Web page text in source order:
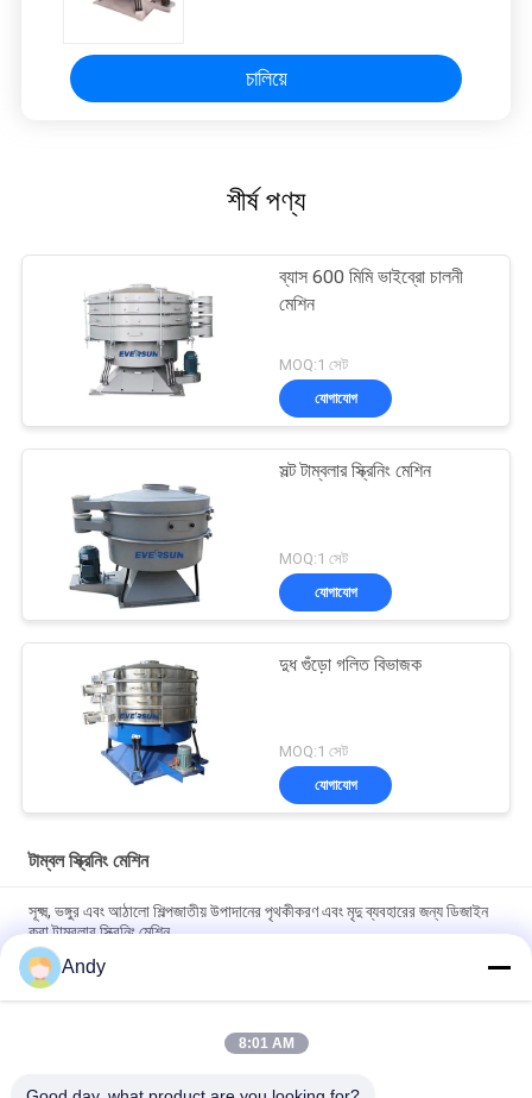
চালিয়ে
শীর্ষ পণ্য
ব্যাস 600 মিমি ভাইব্রো চালনী
মেশিন
MOQ:1 সেট
যোগাযোগ
সল্ট টাম্বলার স্ক্রিনিং মেশিন
MOQ:1 সেট
যোগাযোগ
দুধ গুঁড়ো গলিত বিভাজক
MOQ:1 সেট
যোগাযোগ
টাম্বল স্ক্রিনিং মেশিন
সূক্ষ্ম, ভঙ্গুর এবং আঠালো শিল্পজাতীয় উপাদানের পৃথকীকরণ এবং মৃদু ব্যবহারের জন্য ডিজাইন
করা টাম্বলার স্ক্রিনিং মেশিন
শিল্পে ভঙ্গুর সূক্ষ্ম এবং আঠালো উপকরণগুলির সহজ রক্ষণাবেক্ষণ এবং নরম স্ক্রিনিংয়ের জন্য
ডিজাইন করা টাম্বলার স্ক্রিনিং মেশিন
উচ্চ ধারণক্ষমতা সম্পন্ন টাম্বলার স্ক্রিনিং মেশিন যা বহু-স্তরীয় কণা আকার শ্রেণীবিন্যাস এবং
Andy
8:01 AM